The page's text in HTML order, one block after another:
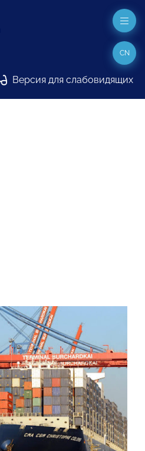
Версия для слабовидящих
CN